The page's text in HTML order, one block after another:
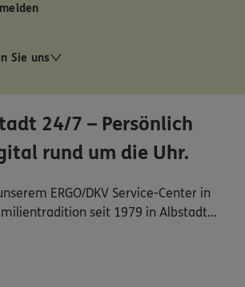
Sie uns
24/7 – Persönlich
rund um die Uhr.
ERGO/DKV Service-Center in
seit 1979 in Albstadt
Vorsorge und Vermögen